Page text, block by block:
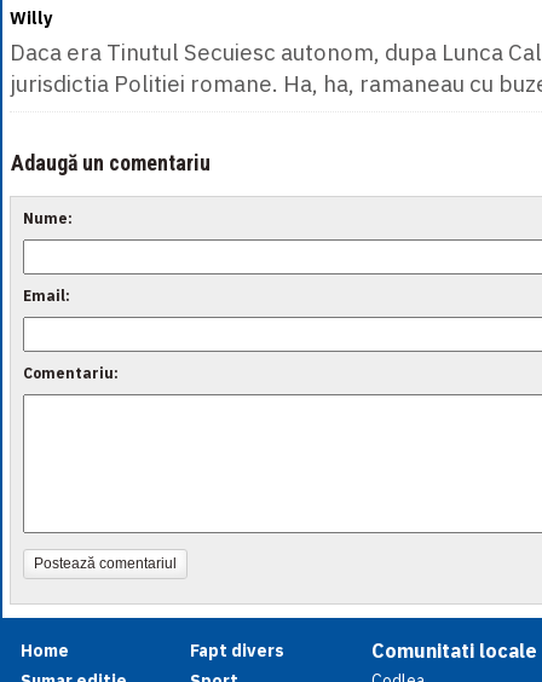
Willy
Daca era Tinutul Secuiesc autonom, dupa Lunca
jurisdictia Politiei romane. Ha, ha, ramaneau cu
Adaugă un comentariu
Nume:
Email:
Comentariu:
Postează comentariul
Home
Fapt divers
Comunitati locale